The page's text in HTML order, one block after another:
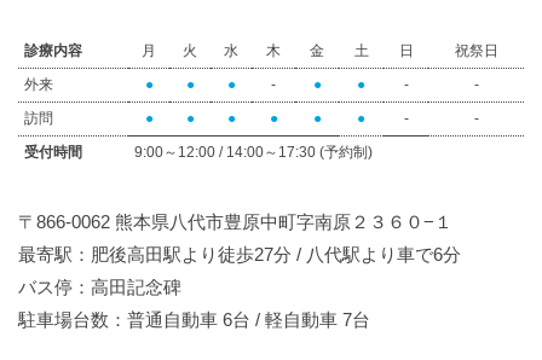
診療内容 月 火 水 木 金 土 日
祝祭日
外来
● ● ● - ● ● -
-
訪問
● ● ● ● ● ● -
-
受付時間
9:00～12:00 / 14:00～17:30 (予約制)
〒866-0062 熊本県八代市豊原中町字南原２３６０−１
最寄駅：肥後高田駅より徒歩27分 / 八代駅より車で6分
バス停：高田記念碑
駐車場台数：普通自動車 6台 / 軽自動車 7台